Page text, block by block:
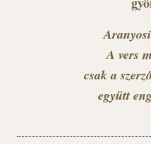
A vers
csak a
együtt